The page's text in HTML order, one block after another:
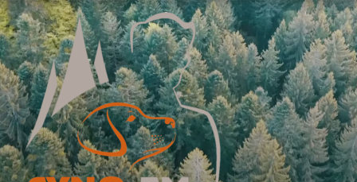
Aller
au
contenu
principal